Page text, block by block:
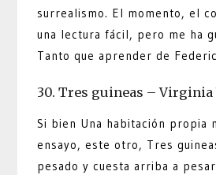
surrealismo. El momento, el
una lectura fácil, pero me ha
Tanto que aprender de
30. Tres guineas – Virginia
Si bien Una habitación propia
ensayo, este otro, Tres
pesado y cuesta arriba a